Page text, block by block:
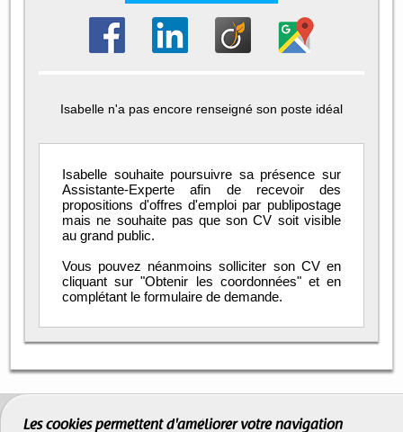
Isabelle n'a pas encore renseigné son poste idéal
Isabelle souhaite poursuivre sa présence sur
Assistante-Experte afin de recevoir des
propositions d'offres d'emploi par publipostage
mais ne souhaite pas que son CV soit visible
au grand public.
Vous pouvez néanmoins solliciter son CV en
cliquant sur "Obtenir les coordonnées" et en
complétant le formulaire de demande.
Les cookies permettent d'améliorer votre navigation